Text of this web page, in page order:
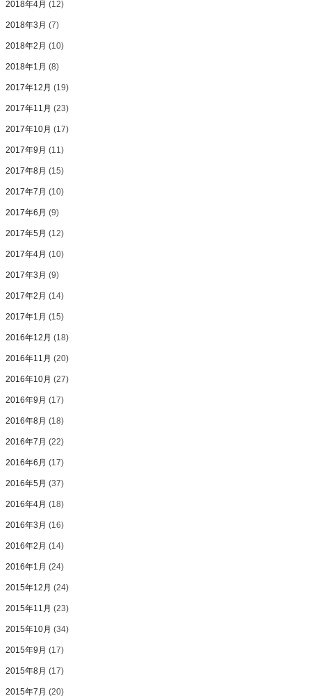
2018年4月 (12)
2018年3月 (7)
2018年2月 (10)
2018年1月 (8)
2017年12月 (19)
2017年11月 (23)
2017年10月 (17)
2017年9月 (11)
2017年8月 (15)
2017年7月 (10)
2017年6月 (9)
2017年5月 (12)
2017年4月 (10)
2017年3月 (9)
2017年2月 (14)
2017年1月 (15)
2016年12月 (18)
2016年11月 (20)
2016年10月 (27)
2016年9月 (17)
2016年8月 (18)
2016年7月 (22)
2016年6月 (17)
2016年5月 (37)
2016年4月 (18)
2016年3月 (16)
2016年2月 (14)
2016年1月 (24)
2015年12月 (24)
2015年11月 (23)
2015年10月 (34)
2015年9月 (17)
2015年8月 (17)
2015年7月 (20)